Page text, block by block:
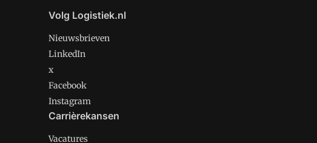
Volg Logistiek.nl
Nieuwsbrieven
LinkedIn
x
Facebook
Instagram
Carrièrekansen
Vacatures